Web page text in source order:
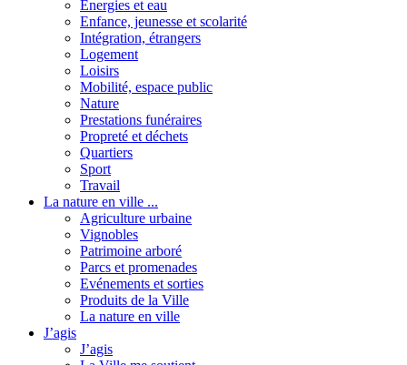
Energies et eau
Enfance, jeunesse et scolarité
Intégration, étrangers
Logement
Loisirs
Mobilité, espace public
Nature
Prestations funéraires
Propreté et déchets
Quartiers
Sport
Travail
La nature en ville ...
Agriculture urbaine
Vignobles
Patrimoine arboré
Parcs et promenades
Evénements et sorties
Produits de la Ville
La nature en ville
J’agis
J’agis